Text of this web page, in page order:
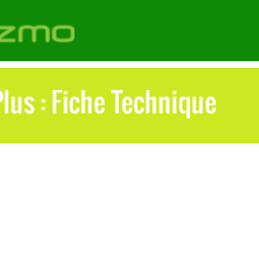
: Fiche Technique